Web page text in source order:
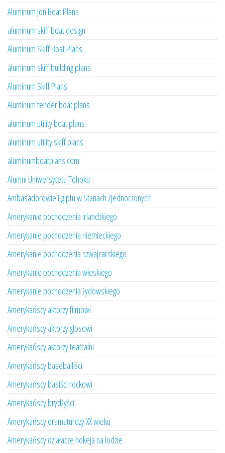
Aluminum Jon Boat Plans
aluminum skiff boat design
Aluminum Skiff Boat Plans
aluminum skiff building plans
Aluminum Skiff Plans
Aluminum tender boat plans
aluminum utility boat plans
aluminum utility skiff plans
aluminumboatplans.com
Alumni Uniwersytetu Tohoku
Ambasadorowie Egiptu w Stanach Zjednoczonych
Amerykanie pochodzenia irlandzkiego
Amerykanie pochodzenia niemieckiego
Amerykanie pochodzenia szwajcarskiego
Amerykanie pochodzenia włoskiego
Amerykanie pochodzenia żydowskiego
Amerykańscy aktorzy filmowi
Amerykańscy aktorzy głosowi
Amerykańscy aktorzy teatralni
Amerykańscy baseballiści
Amerykańscy basiści rockowi
Amerykańscy brydżyści
Amerykańscy dramaturdzy XX wieku
Amerykańscy działacze hokeja na lodzie